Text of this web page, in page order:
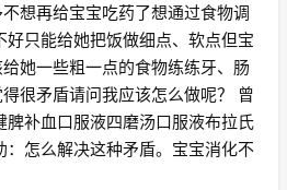
想再给宝宝吃药了想通过食物调
只能给她把饭做细点、软点但宝
她一些粗一点的食物练练牙、肠
很矛盾请问我应该怎么做呢？ 曾
补血口服液四磨汤口服液布拉氏
怎么解决这种矛盾。宝宝消化不